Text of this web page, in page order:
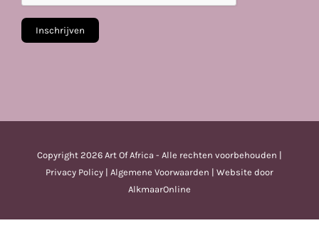
Copyright 2026 Art Of Africa - Alle rechten voorbehouden |
Privacy Policy | Algemene Voorwaarden | Website door
AlkmaarOnline